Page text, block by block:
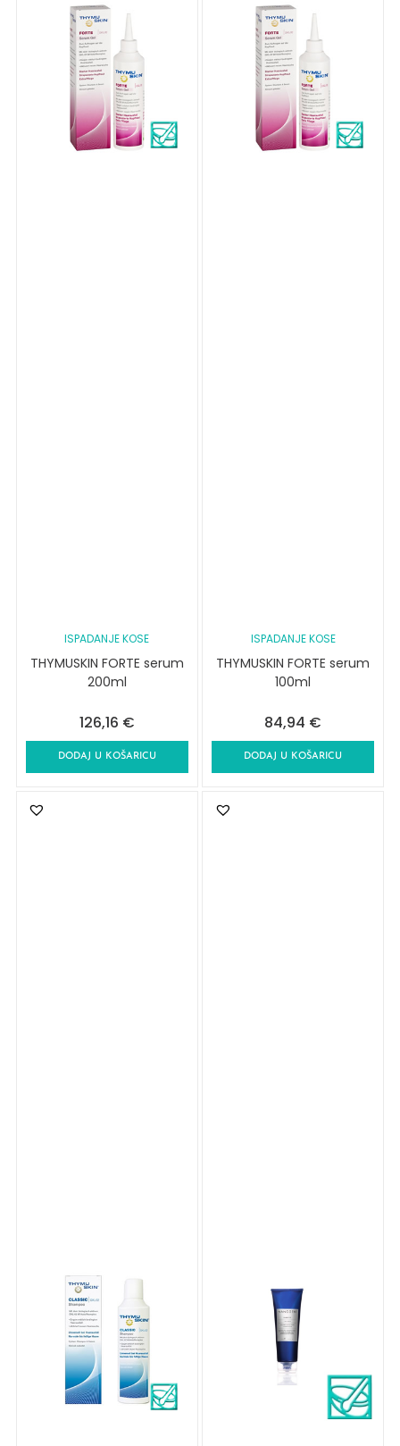
ISPADANJE KOSE
THYMUSKIN FORTE serum
200ml
126,16 €
DODAJ U KOŠARICU
ISPADANJE KOSE
THYMUSKIN FORTE serum
100ml
84,94 €
DODAJ U KOŠARICU